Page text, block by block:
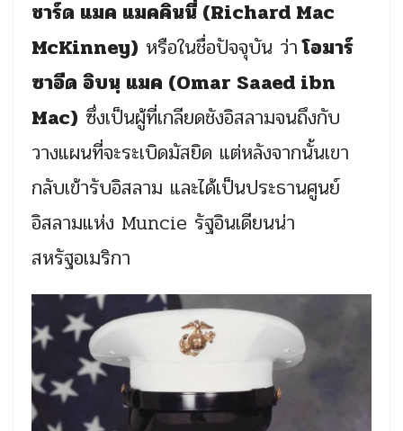
ชาร์ด แมค แมคคินนี่ (Richard Mac
McKinney) หรือในชื่อปัจจุบัน ว่าโอมาร์
ซาอีด อิบนฺ แมค (Omar Saaed ibn
Mac) ซึ่งเป็นผู้ที่เกลียดชังอิสลามจนถึงกับ
วางแผนที่จะระเบิดมัสยิด แต่หลังจากนั้นเขา
กลับเข้ารับอิสลาม และได้เป็นประธานศูนย์
อิสลามแห่ง Muncie รัฐอินเดียนน่า
สหรัฐอเมริกา